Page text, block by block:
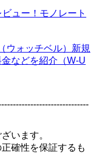
ュー！モノレート
ウォッチベル）新規
などを紹介（W-U
います。
確性を保証するも